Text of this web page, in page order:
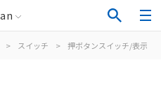
> スイッチ > 押ボタンスイッチ/表示灯